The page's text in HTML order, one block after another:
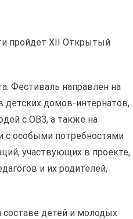
пройдет XII Открытый
Фестиваль направлен на
детских домов-интернатов,
с ОВЗ, а также на
с особыми потребностями
участвующих в проекте,
и их родителей,
детей и молодых